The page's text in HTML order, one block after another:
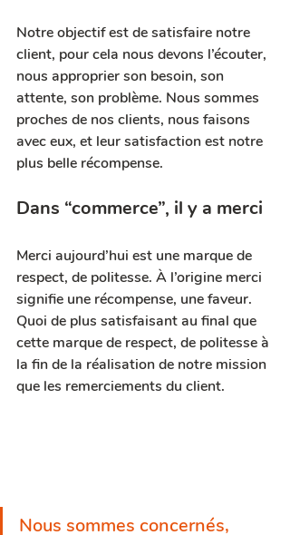
Notre objectif est de satisfaire notre
client, pour cela nous devons l’écouter,
nous approprier son besoin, son
attente, son problème. Nous sommes
proches de nos clients, nous faisons
avec eux, et leur satisfaction est notre
plus belle récompense.
Dans “commerce”, il y a merci
Merci aujourd’hui est une marque de
respect, de politesse. À l’origine merci
signifie une récompense, une faveur.
Quoi de plus satisfaisant au final que
cette marque de respect, de politesse à
la fin de la réalisation de notre mission
que les remerciements du client.
Nous sommes concernés,